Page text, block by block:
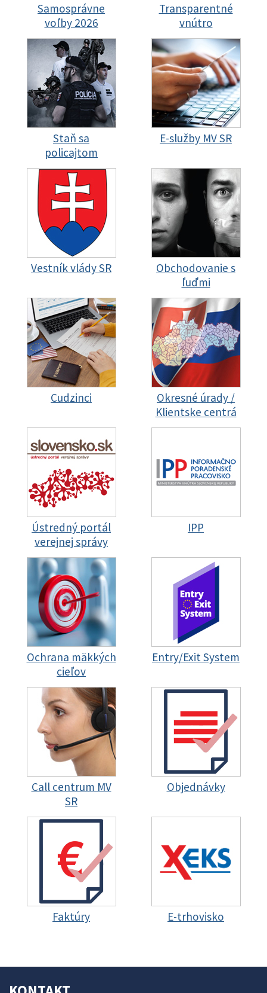
Samosprávne
voľby 2026
Transparentné
vnútro
Staň sa
policajtom
E-služby MV SR
Vestník vlády SR
Obchodovanie s
ľuďmi
Cudzinci
Okresné úrady /
Klientske centrá
Ústredný portál
verejnej správy
IPP
Ochrana mäkkých
cieľov
Entry/Exit System
Call centrum MV
SR
Objednávky
Faktúry E-trhovisko